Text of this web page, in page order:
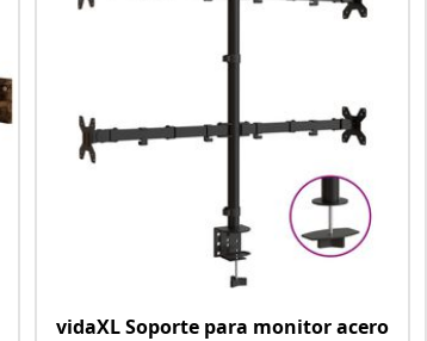
vidaXL Soporte para monitor acero